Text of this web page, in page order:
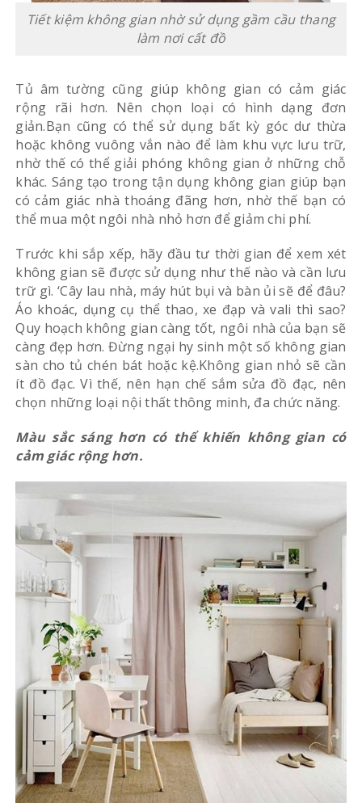
Tiết kiệm không gian nhờ sử dụng gầm cầu thang
làm nơi cất đồ
Tủ âm tường cũng giúp không gian có cảm giác
rộng rãi hơn. Nên chọn loại có hình dạng đơn
giản.Bạn cũng có thể sử dụng bất kỳ góc dư thừa
hoặc không vuông vắn nào để làm khu vực lưu trữ,
nhờ thế có thể giải phóng không gian ở những chỗ
khác. Sáng tạo trong tận dụng không gian giúp bạn
có cảm giác nhà thoáng đãng hơn, nhờ thế bạn có
thể mua một ngôi nhà nhỏ hơn để giảm chi phí.
Trước khi sắp xếp, hãy đầu tư thời gian để xem xét
không gian sẽ được sử dụng như thế nào và cần lưu
trữ gì. ‘Cây lau nhà, máy hút bụi và bàn ủi sẽ để đâu?
Áo khoác, dụng cụ thể thao, xe đạp và vali thì sao?
Quy hoạch không gian càng tốt, ngôi nhà của bạn sẽ
càng đẹp hơn. Đừng ngại hy sinh một số không gian
sàn cho tủ chén bát hoặc kệ.Không gian nhỏ sẽ cần
ít đồ đạc. Vì thế, nên hạn chế sắm sửa đồ đạc, nên
chọn những loại nội thất thông minh, đa chức năng.
Màu sắc sáng hơn có thể khiến không gian có
cảm giác rộng hơn.